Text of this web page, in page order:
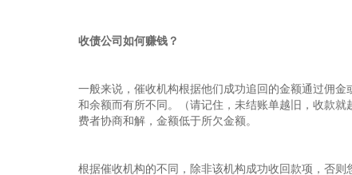
收债公司如何赚钱？
一般来说，催收机构根据他们成功追回的金额通过佣
和余额而有所不同。（请记住，未结账单越旧，收款
费者协商和解，金额低于所欠金额。
根据催收机构的不同，除非该机构成功收回款项，否